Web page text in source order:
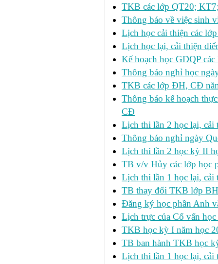
TKB các lớp QT20;
Thông báo về việc sinh
Lịch học cải thiện các
Lịch học lại, cải thiện
Kế hoạch học GDQP
Thông báo nghỉ học
TKB các lớp ĐH, CĐ
Thông báo kế hoạch
CĐ
Lịch thi lần 2 học lại, cải
Thông báo nghỉ ngày
Lịch thi lần 2 học kỳ II
TB v/v Hủy các lớp học
Lịch thi lần 1 học lại, cải
TB thay đổi TKB lớp
Đăng ký học phần Anh
Lịch trực của Cố vấn học
TKB học kỳ I năm học
TB ban hành TKB học
Lịch thi lần 1 học lại, cải